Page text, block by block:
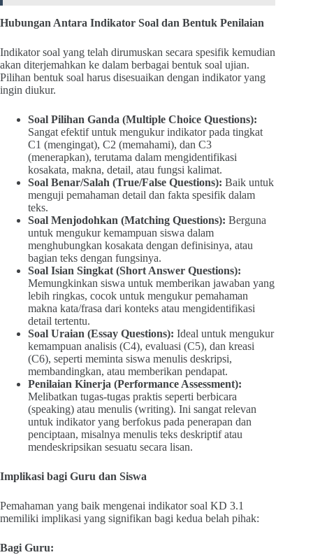
Hubungan Antara Indikator Soal dan Bentuk Penilaian
Indikator soal yang telah dirumuskan secara spesifik kemudian
akan diterjemahkan ke dalam berbagai bentuk soal ujian.
Pilihan bentuk soal harus disesuaikan dengan indikator yang
ingin diukur.
Soal Pilihan Ganda (Multiple Choice Questions):
Sangat efektif untuk mengukur indikator pada tingkat
C1 (mengingat), C2 (memahami), dan C3
(menerapkan), terutama dalam mengidentifikasi
kosakata, makna, detail, atau fungsi kalimat.
Soal Benar/Salah (True/False Questions): Baik untuk
menguji pemahaman detail dan fakta spesifik dalam
teks.
Soal Menjodohkan (Matching Questions): Berguna
untuk mengukur kemampuan siswa dalam
menghubungkan kosakata dengan definisinya, atau
bagian teks dengan fungsinya.
Soal Isian Singkat (Short Answer Questions):
Memungkinkan siswa untuk memberikan jawaban yang
lebih ringkas, cocok untuk mengukur pemahaman
makna kata/frasa dari konteks atau mengidentifikasi
detail tertentu.
Soal Uraian (Essay Questions): Ideal untuk mengukur
kemampuan analisis (C4), evaluasi (C5), dan kreasi
(C6), seperti meminta siswa menulis deskripsi,
membandingkan, atau memberikan pendapat.
Penilaian Kinerja (Performance Assessment):
Melibatkan tugas-tugas praktis seperti berbicara
(speaking) atau menulis (writing). Ini sangat relevan
untuk indikator yang berfokus pada penerapan dan
penciptaan, misalnya menulis teks deskriptif atau
mendeskripsikan sesuatu secara lisan.
Implikasi bagi Guru dan Siswa
Pemahaman yang baik mengenai indikator soal KD 3.1
memiliki implikasi yang signifikan bagi kedua belah pihak:
Bagi Guru: